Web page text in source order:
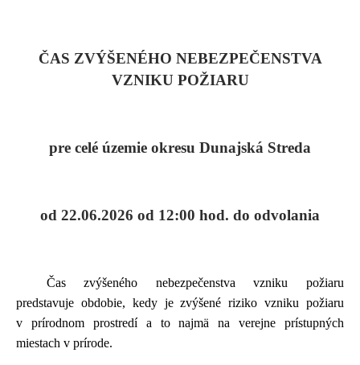
ČAS ZVÝŠENÉHO NEBEZPEČENSTVA
VZNIKU POŽIARU
pre celé územie okresu Dunajská Streda
od 22.06.2026 od 12:00 hod. do odvolania
Čas zvýšeného nebezpečenstva vzniku požiaru
predstavuje obdobie, kedy je zvýšené riziko vzniku požiaru
v prírodnom prostredí a to najmä na verejne prístupných
miestach v prírode.